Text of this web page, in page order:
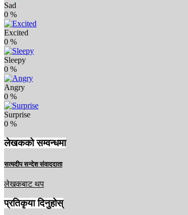
Sad
0 %
Excited
0 %
Sleepy
0 %
Angry
0 %
Surprise
0 %
लेखकको सम्वन्धमा
सत्यदीप सन्देश संवाददाता
लेखकबाट थप
प्रतिकृया दिनुहोस्